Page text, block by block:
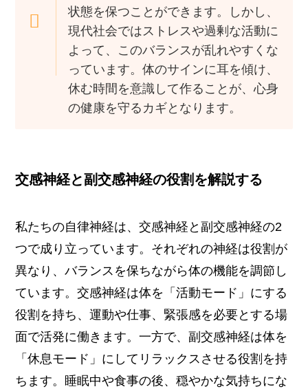
状態を保つことができます。しかし、
現代社会ではストレスや過剰な活動に
よって、このバランスが乱れやすくな
っています。体のサインに耳を傾け、
休む時間を意識して作ることが、心身
の健康を守るカギとなります。
交感神経と副交感神経の役割を解説する
私たちの自律神経は、交感神経と副交感神経の2
つで成り立っています。それぞれの神経は役割が
異なり、バランスを保ちながら体の機能を調節し
ています。交感神経は体を「活動モード」にする
役割を持ち、運動や仕事、緊張感を必要とする場
面で活発に働きます。一方で、副交感神経は体を
「休息モード」にしてリラックスさせる役割を持
ちます。睡眠中や食事の後、穏やかな気持ちにな